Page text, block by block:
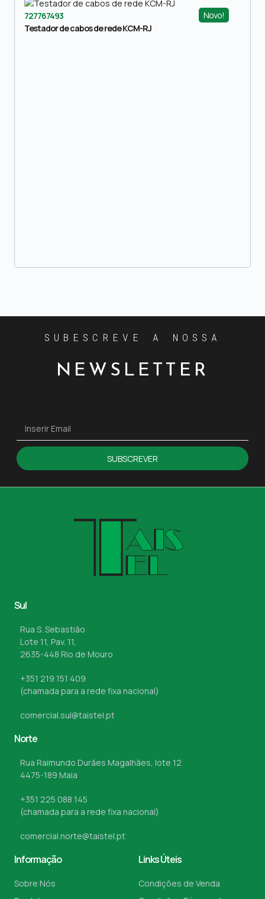
Novo!
727767493
Testador de cabos de rede KCM-RJ
SUBESCREVE A NOSSA
NEWSLETTER
SUBSCREVER
Sul
Rua S. Sebastião
Lote 11, Pav. 11,
2635-448 Rio de Mouro
+351 219 151 409
(chamada para a rede fixa nacional)
comercial.sul@taistel.pt
Norte
Rua Raimundo Durães Magalhães, lote 12
4475-189 Maia
+351 225 088 145
(chamada para a rede fixa nacional)
comercial.norte@taistel.pt
Informação
Sobre Nós
Links Úteis
Condições de Venda